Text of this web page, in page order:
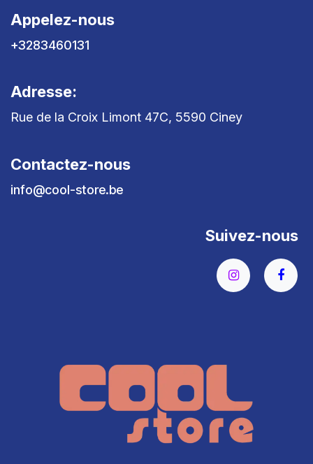
Appelez-nous
+3283460131
Adresse:
Rue de la Croix Limont 47C, 5590 Ciney
Contactez-nous
info@cool-store.be
Suivez-nous